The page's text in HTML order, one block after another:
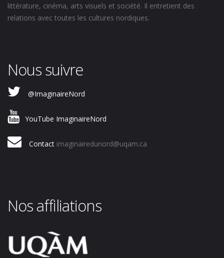
littérature, cinéma, arts visuels et société. Il entretient des
relations avec toutes les cultures nordiques.
Nous suivre
@ImaginaireNord
YouTube ImaginaireNord
Contact imaginairedunord@uqam.ca
Nos affiliations